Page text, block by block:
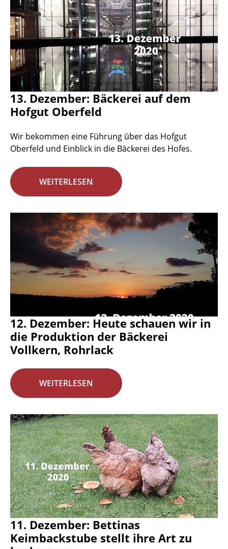
13. Dezember: Bäckerei auf dem
Hofgut Oberfeld
Wir bekommen eine Führung über das Hofgut
Oberfeld und Einblick in die Bäckerei des Hofes.
WEITERLESEN
12. Dezember: Heute schauen wir in
die Produktion der Bäckerei
Vollkern, Rohrlack
WEITERLESEN
11. Dezember: Bettinas
Keimbackstube stellt ihre Art zu